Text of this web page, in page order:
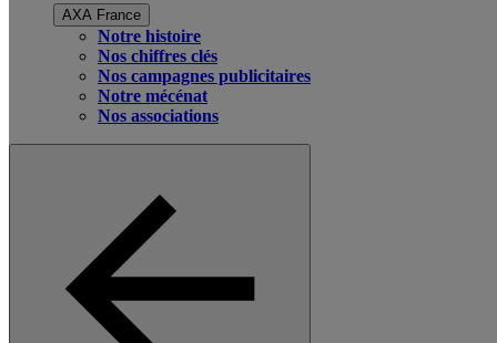
AXA France
Notre histoire
Nos chiffres clés
Nos campagnes publicitaires
Notre mécénat
Nos associations